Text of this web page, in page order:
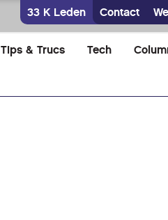
33 K Leden Contact
Tips & Trucs Tech